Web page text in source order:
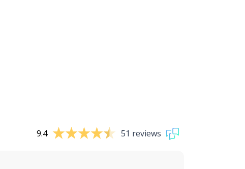
9.4 51 reviews